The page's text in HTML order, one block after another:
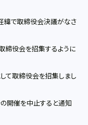
緯で取締役会決議がなさ
締役会を招集するように
て取締役会を招集しまし
開催を中止すると通知